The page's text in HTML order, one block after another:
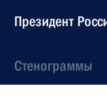
Президент
Стенограммы